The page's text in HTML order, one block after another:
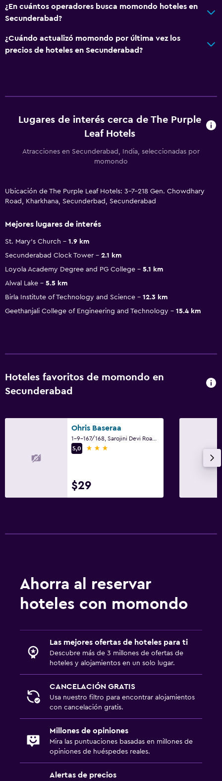
¿En cuántos operadores busca momondo hoteles en
Secunderabad?
¿Cuándo actualizó momondo por última vez los
precios de hoteles en Secunderabad?
Lugares de interés cerca de The Purple
Leaf Hotels
Atracciones en Secunderabad, India, seleccionadas por
momondo
Ubicación de The Purple Leaf Hotels: 3-7-218 Gen. Chowdhary
Road, Kharkhana, Secunderbad, Secunderabad
Mejores lugares de interés
St. Mary's Church
1.9 km
Secunderabad Clock Tower
2.1 km
Loyola Academy Degree and PG College
5.1 km
Alwal Lake
5.5 km
Birla Institute of Technology and Science
12.3 km
Geethanjali College of Engineering and Technology
15.4 km
Hoteles favoritos de momondo en
Secunderabad
Ohris Baseraa
5,0
3 estrellas
$29
Ahorra al reservar
hoteles con momondo
Las mejores ofertas de hoteles para ti
Descubre más de 3 millones de ofertas de
hoteles y alojamientos en un solo lugar.
CANCELACIÓN GRATIS
Usa nuestro filtro para encontrar alojamientos
con cancelación gratis.
Millones de opiniones
Mira las puntuaciones basadas en millones de
opiniones de huéspedes reales.
Alertas de precios